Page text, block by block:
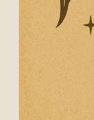
希臘神話
神智學
現代魔
魔法新
防禦策
防禦策
魔法防
胡督繩
印度式
金星火
拉斐爾
禁小人
聖若瑟-
聖馬爾
胡督神
適合金